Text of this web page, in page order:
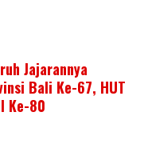
Jajarannya
Bali Ke-67, HUT
Ke-80